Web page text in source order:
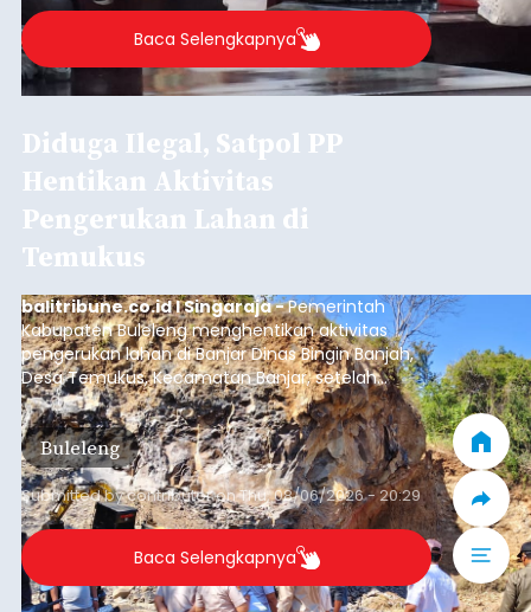
Baca Selengkapnya
Diduga Ilegal, Satpol PP
Hentikan Aktivitas
Pengerukan Lahan di
Temukus
balitribune.co.id I Singaraja -Pemerintah
Kabupaten Buleleng menghentikan aktivitas
pengerukan lahan di Banjar Dinas Bingin Banjah,
Desa Temukus, Kecamatan Banjar, setelah
ditemukan indikasi kegiatan pengambilan
material yang tidak sesuai dengan peruntukan
kawasan.
Buleleng
Submitted bycontributoronThu, 08/06/2026 - 20:29
Baca Selengkapnya